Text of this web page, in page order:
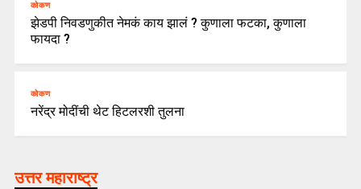
कोकण
झेडपी निवडणुकीत नेमकं काय झालं ? कुणाला फटका, कुणाला
फायदा ?
कोकण
नरेंद्र मोदींची थेट हिटलरशी तुलना
उत्तर महाराष्ट्र